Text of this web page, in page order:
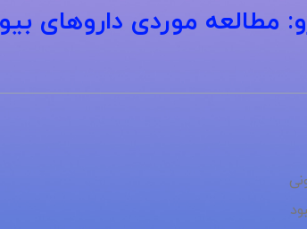
مطالعه موردی داروهای